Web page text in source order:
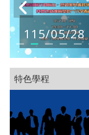
115/05/28
特色學程